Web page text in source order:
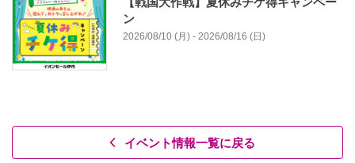
ン
2026/08/10 (月) - 2026/08/16 (日)
イベント情報一覧に戻る